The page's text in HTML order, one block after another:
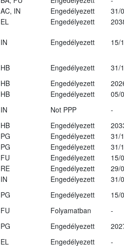
AC, IN Engedélyezett
31/
EL Engedélyezett
IN Engedélyezett 15/
HB Engedélyezett
31/
HB Engedélyezett
HB Engedélyezett
05/
IN Not PPP
-
HB Engedélyezett
PG Engedélyezett
31/
PG Engedélyezett
31/
FU Engedélyezett
15/
RE Engedélyezett
29/
IN Engedélyezett
31/
PG Engedélyezett
15/
FU Folyamatban
-
PG Engedélyezett
EL Engedélyezett
-